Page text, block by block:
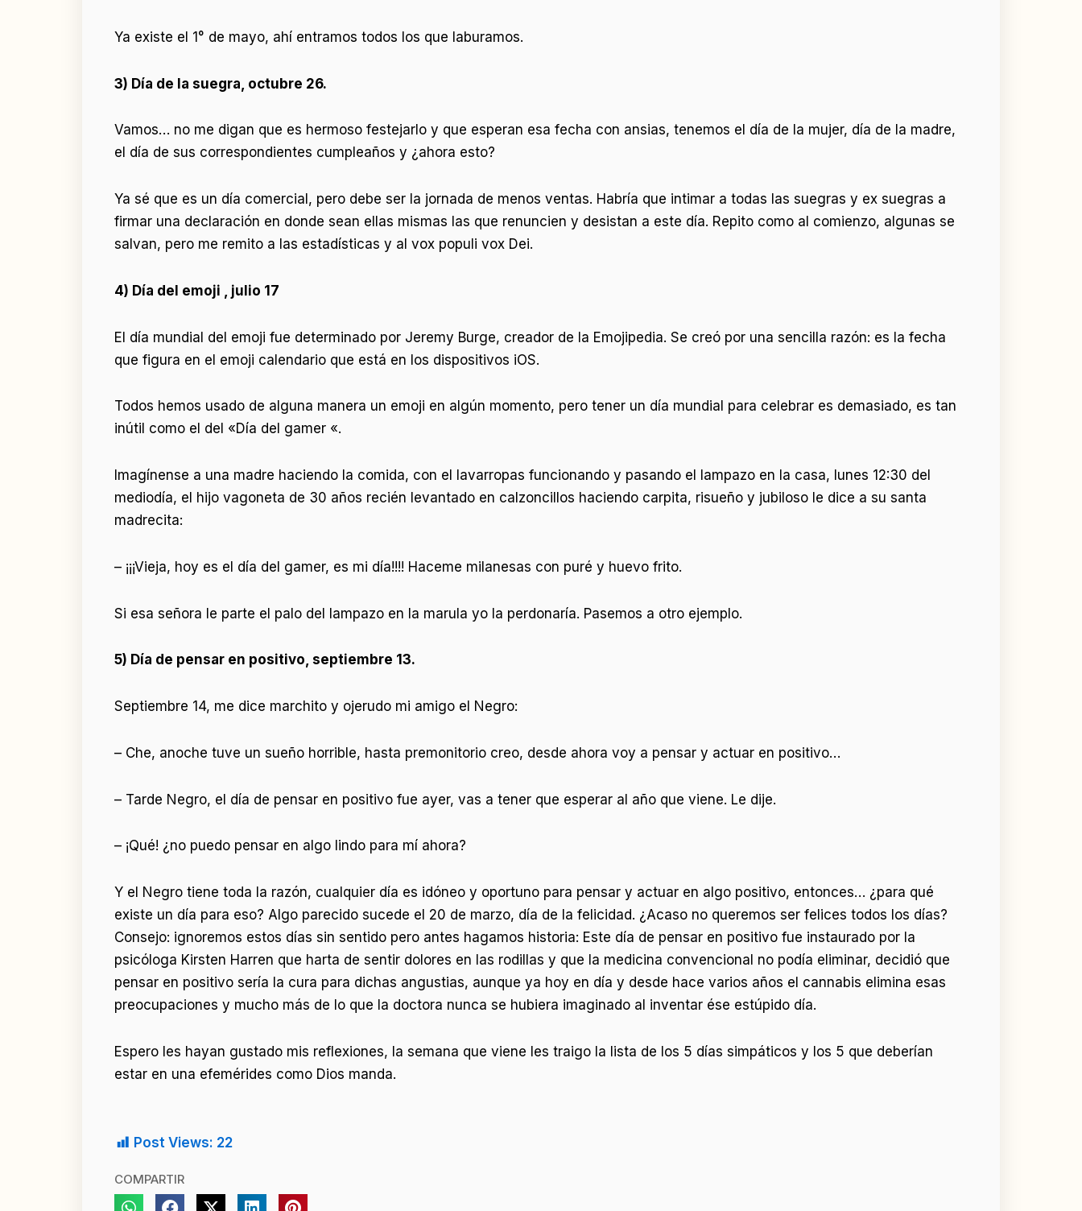
Ya existe el 1° de mayo, ahí entramos todos los que laburamos.
3) Día de la suegra, octubre 26.
Vamos… no me digan que es hermoso festejarlo y que esperan esa fecha con ansias, tenemos el día de la mujer, día de la madre,
el día de sus correspondientes cumpleaños y ¿ahora esto?
Ya sé que es un día comercial, pero debe ser la jornada de menos ventas. Habría que intimar a todas las suegras y ex suegras a
firmar una declaración en donde sean ellas mismas las que renuncien y desistan a este día. Repito como al comienzo, algunas se
salvan, pero me remito a las estadísticas y al vox populi vox Dei.
4) Día del emoji , julio 17
El día mundial del emoji fue determinado por Jeremy Burge, creador de la Emojipedia. Se creó por una sencilla razón: es la fecha
que figura en el emoji calendario que está en los dispositivos iOS.
Todos hemos usado de alguna manera un emoji en algún momento, pero tener un día mundial para celebrar es demasiado, es tan
inútil como el del «Día del gamer «.
Imagínense a una madre haciendo la comida, con el lavarropas funcionando y pasando el lampazo en la casa, lunes 12:30 del
mediodía, el hijo vagoneta de 30 años recién levantado en calzoncillos haciendo carpita, risueño y jubiloso le dice a su santa
madrecita:
– ¡¡¡Vieja, hoy es el día del gamer, es mi día!!!! Haceme milanesas con puré y huevo frito.
Si esa señora le parte el palo del lampazo en la marula yo la perdonaría. Pasemos a otro ejemplo.
5) Día de pensar en positivo, septiembre 13.
Septiembre 14, me dice marchito y ojerudo mi amigo el Negro:
– Che, anoche tuve un sueño horrible, hasta premonitorio creo, desde ahora voy a pensar y actuar en positivo…
– Tarde Negro, el día de pensar en positivo fue ayer, vas a tener que esperar al año que viene. Le dije.
– ¡Qué! ¿no puedo pensar en algo lindo para mí ahora?
Y el Negro tiene toda la razón, cualquier día es idóneo y oportuno para pensar y actuar en algo positivo, entonces… ¿para qué
existe un día para eso? Algo parecido sucede el 20 de marzo, día de la felicidad. ¿Acaso no queremos ser felices todos los días?
Consejo: ignoremos estos días sin sentido pero antes hagamos historia: Este día de pensar en positivo fue instaurado por la
psicóloga Kirsten Harren que harta de sentir dolores en las rodillas y que la medicina convencional no podía eliminar, decidió que
pensar en positivo sería la cura para dichas angustias, aunque ya hoy en día y desde hace varios años el cannabis elimina esas
preocupaciones y mucho más de lo que la doctora nunca se hubiera imaginado al inventar ése estúpido día.
Espero les hayan gustado mis reflexiones, la semana que viene les traigo la lista de los 5 días simpáticos y los 5 que deberían
estar en una efemérides como Dios manda.
Post Views: 22
COMPARTIR